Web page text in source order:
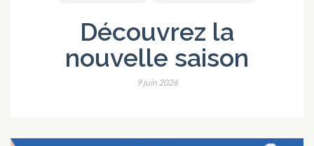
Découvrez la
nouvelle saison
9 juin 2026